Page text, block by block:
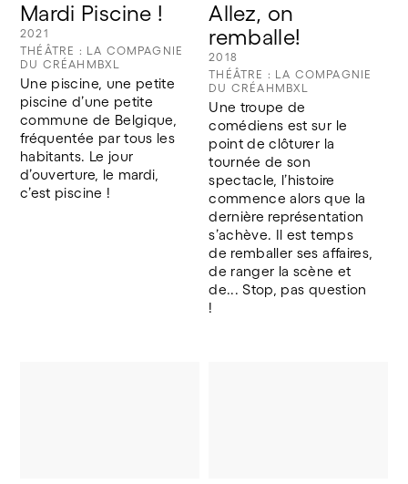
Mardi Piscine !
2021
THÉÂTRE : LA COMPAGNIE
DU CRÉAHMBXL
Une piscine, une petite
piscine d’une petite
commune de Belgique,
fréquentée par tous les
habitants. Le jour
d’ouverture, le mardi,
c’est piscine !
Allez, on
remballe!
2018
THÉÂTRE : LA COMPAGNIE
DU CRÉAHMBXL
Une troupe de
comédiens est sur le
point de clôturer la
tournée de son
spectacle, l’histoire
commence alors que la
dernière représentation
s’achève. Il est temps
de remballer ses affaires,
de ranger la scène et
de... Stop, pas question
!